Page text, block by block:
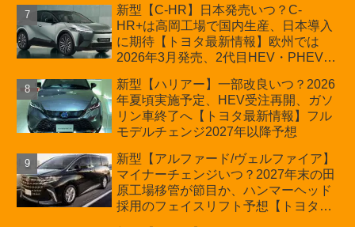
カーオブザイヤーとJNCAP大賞受賞後
も残る注意点
新型【C-HR】日本発売いつ？C-
HR+は高岡工場で国内生産、日本導入
に期待【トヨタ最新情報】欧州では
2026年3月発売、2代目HEV・PHEVは
新型【ハリアー】一部改良いつ？2026
年夏頃実施予定、HEV受注再開、ガソ
リン車終了へ【トヨタ最新情報】フル
モデルチェンジ2027年以降予想
新型【アルファード/ヴェルファイア】
マイナーチェンジいつ？2027年末の田
原工場移管が節目か、ハンマーヘッド
採用のフェイスリフト予想【トヨタ最